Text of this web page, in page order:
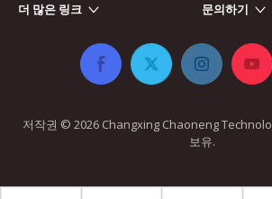
더 많은 링크 문의하기
저작권 © 2026 Changxing Chaoneng
보유.​​​​​​​